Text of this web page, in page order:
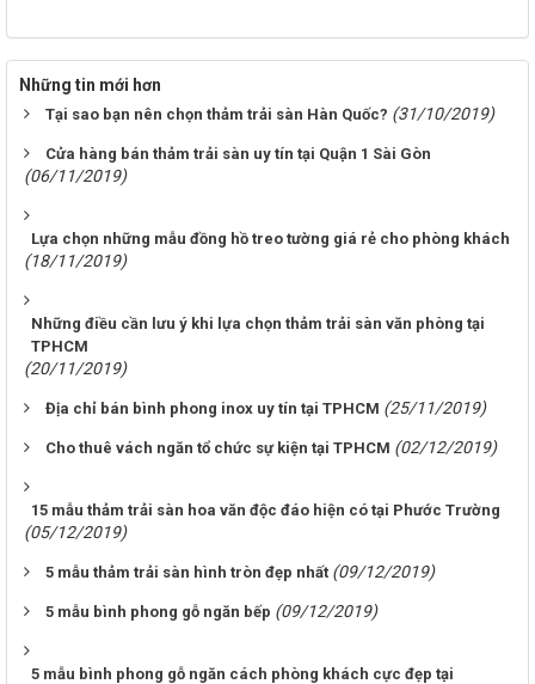
Những tin mới hơn
Tại sao bạn nên chọn thảm trải sàn Hàn Quốc? (31/10/2019)
Cửa hàng bán thảm trải sàn uy tín tại Quận 1 Sài Gòn
(06/11/2019)
Lựa chọn những mẫu đồng hồ treo tường giá rẻ cho phòng khách
(18/11/2019)
Những điều cần lưu ý khi lựa chọn thảm trải sàn văn phòng tại
TPHCM
(20/11/2019)
Địa chỉ bán bình phong inox uy tín tại TPHCM (25/11/2019)
Cho thuê vách ngăn tổ chức sự kiện tại TPHCM (02/12/2019)
15 mẫu thảm trải sàn hoa văn độc đáo hiện có tại Phước Trường
(05/12/2019)
5 mẫu thảm trải sàn hình tròn đẹp nhất (09/12/2019)
5 mẫu bình phong gỗ ngăn bếp (09/12/2019)
5 mẫu bình phong gỗ ngăn cách phòng khách cực đẹp tại